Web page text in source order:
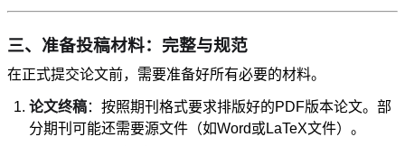
三、准备投稿材料：完整与规范
在正式提交论文前，需要准备好所有必要的材料。
论文终稿：按照期刊格式要求排版好的PDF版本论文。部
分期刊可能还需要源文件（如Word或LaTeX文件）。